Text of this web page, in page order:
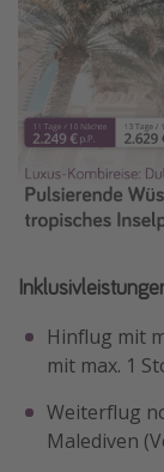
Hinflug mit
mit max. 1
Weiterflug
Malediven